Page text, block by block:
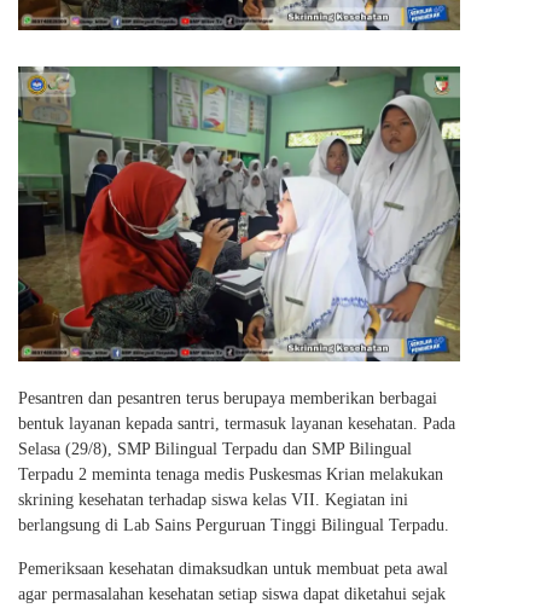
Pesantren dan pesantren terus berupaya memberikan berbagai
bentuk layanan kepada santri, termasuk layanan kesehatan. Pada
Selasa (29/8), SMP Bilingual Terpadu dan SMP Bilingual
Terpadu 2 meminta tenaga medis Puskesmas Krian melakukan
skrining kesehatan terhadap siswa kelas VII. Kegiatan ini
berlangsung di Lab Sains Perguruan Tinggi Bilingual Terpadu.
Pemeriksaan kesehatan dimaksudkan untuk membuat peta awal
agar permasalahan kesehatan setiap siswa dapat diketahui sejak